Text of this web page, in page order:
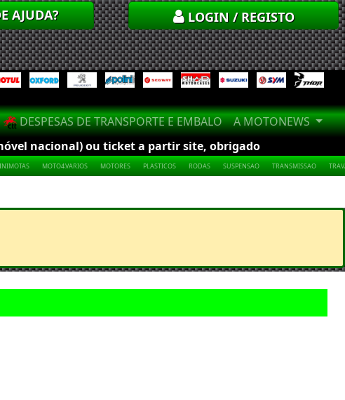
AJUDA? LOGIN / REGISTO
DESPESAS DE TRANSPORTE E EMBALO
A MOTONEWS
nacional) ou ticket a partir site, obrigado
MOTO4.VARIOS MOTORES PLASTICOS RODAS SUSPENSAO TRANSMISSAO